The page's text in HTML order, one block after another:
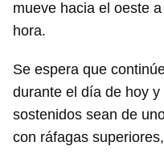
mueve hacia el oeste
hora.
Se espera que
durante el día de hoy
sostenidos sean de
con ráfagas